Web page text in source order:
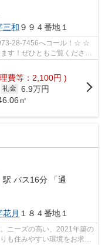
三和 ９９４番地１
28-7456へコール！☆ ☆
す！ぜひともご覧くださ
費等：2,100円 )
礼金 6.9万円
㎡
駅 バス16分 「通
花月 １８４番地１
ニーズの高い、2021年築の
も住みやすい環境をお求め